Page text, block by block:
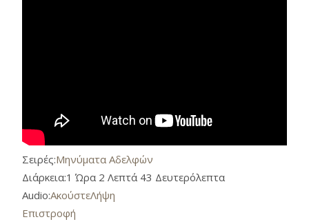
Σειρές:Μηνύματα Αδελφών
Διάρκεια:1 Ώρα 2 Λεπτά 43 Δευτερόλεπτα
Audio:ΑκούστεΛήψη
Επιστροφή